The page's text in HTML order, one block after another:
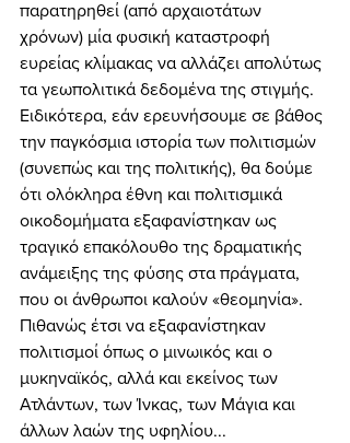
παρατηρηθεί (από αρχαιοτάτων
χρόνων) μία φυσική καταστροφή
ευρείας κλίμακας να αλλάζει απολύτως
τα γεωπολιτικά δεδομένα της στιγμής.
Ειδικότερα, εάν ερευνήσουμε σε βάθος
την παγκόσμια ιστορία των πολιτισμών
(συνεπώς και της πολιτικής), θα δούμε
ότι ολόκληρα έθνη και πολιτισμικά
οικοδομήματα εξαφανίστηκαν ως
τραγικό επακόλουθο της δραματικής
ανάμειξης της φύσης στα πράγματα,
που οι άνθρωποι καλούν «θεομηνία».
Πιθανώς έτσι να εξαφανίστηκαν
πολιτισμοί όπως ο μινωικός και ο
μυκηναϊκός, αλλά και εκείνος των
Ατλάντων, των Ίνκας, των Μάγια και
άλλων λαών της υφηλίου...